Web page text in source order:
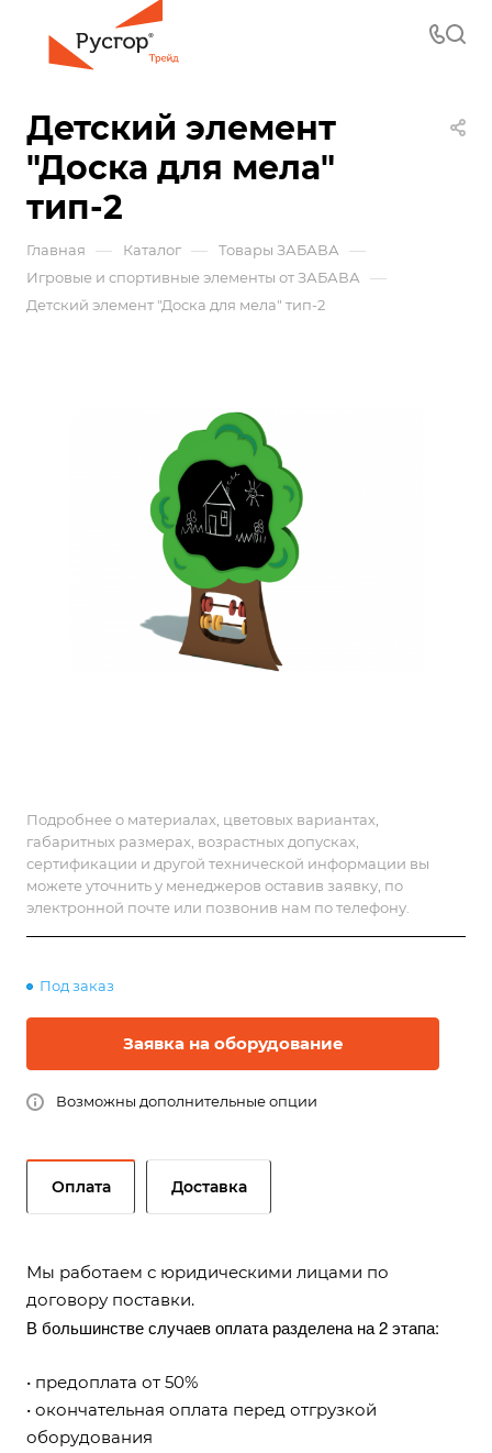
Детский элемент
"Доска для мела"
тип-2
Главная — Каталог — Товары ЗАБАВА —
Игровые и спортивные элементы от ЗАБАВА —
Детский элемент "Доска для мела" тип-2
Подробнее о материалах, цветовых вариантах,
габаритных размерах, возрастных допусках,
сертификации и другой технической информации вы
можете уточнить у менеджеров оставив заявку, по
электронной почте или позвонив нам по телефону.
Под заказ
Заявка на оборудование
Возможны дополнительные опции
Оплата Доставка
Мы работаем с юридическими лицами по
договору поставки.
В большинстве случаев оплата разделена на 2 этапа:
• предоплата от 50%
• окончательная оплата перед отгрузкой
оборудования